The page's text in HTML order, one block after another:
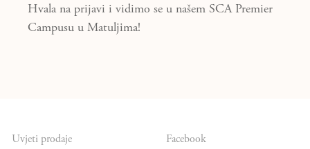
Hvala na prijavi i vidimo se u našem SCA Premier
Campusu u Matuljima!
Uvjeti prodaje
Facebook